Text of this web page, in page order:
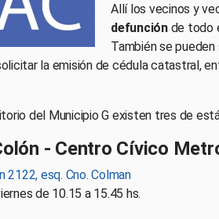
Allí los vecinos y
defunciónde todo
También se
la emisión de cédula catastral,
del Municipio G existen tres de
- Centro Cívico
2122, esq. Cno. Colman
de 10.15 a 15.45 hs.